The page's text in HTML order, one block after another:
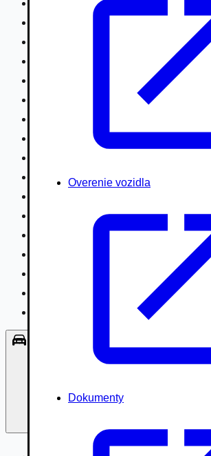
Overenie vozidla
Dokumenty
Nákladné vozidlá nad 7,5t
Vodné/Snežné skútre, štvorkolky
Poľnohospodárske vozidlá / stroje
Hydraulické ruky autožeriavy
Špeciály/nosiče kontajnerov
Návesy/prívesy nadstavby
Lode/člny, lietadlá/vznášadlá
Príslušenstvo, Oblečenie